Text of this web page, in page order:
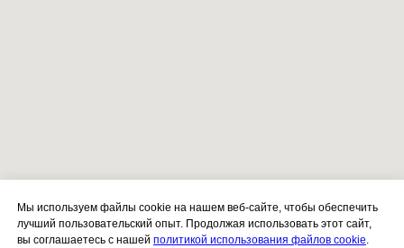
Мы используем файлы cookie на нашем веб-сайте, чтобы обеспечить
лучший пользовательский опыт. Продолжая использовать этот сайт,
вы соглашаетесь с нашей политикой использования файлов cookie.